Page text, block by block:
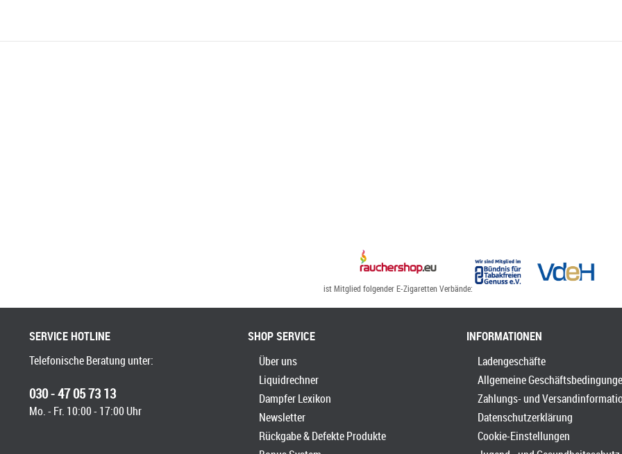
ist Mitglied folgender E-Zigaretten Verbände:
SERVICE HOTLINE
Telefonische Beratung unter:
030 - 47 05 73 13
Mo. - Fr. 10:00 - 17:00 Uhr
SHOP SERVICE
Über uns
Liquidrechner
Dampfer Lexikon
Newsletter
Rückgabe & Defekte Produkte
INFORMATIONEN
Ladengeschäfte
Allgemeine
Zahlungs- und
Datenschutzerklärung
Cookie-Einstellungen